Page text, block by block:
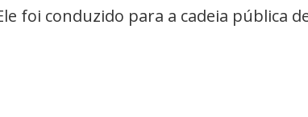
foi conduzido para a cadeia pública